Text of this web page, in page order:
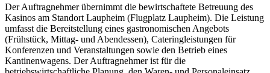
Der Auftragnehmer übernimmt die bewirtschaftete Betreuung des
Kasinos am Standort Laupheim (Flugplatz Laupheim). Die Leistung
umfasst die Bereitstellung eines gastronomischen Angebots
(Frühstück, Mittag- und Abendessen), Cateringleistungen für
Konferenzen und Veranstaltungen sowie den Betrieb eines
Kantinenwagens. Der Auftragnehmer ist für die